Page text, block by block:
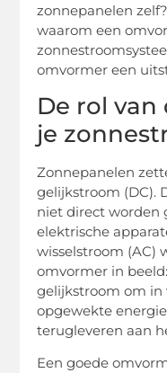
zonnepanelen
waarom een
omvormer een
De rol
je
Zonnepanelen
gelijkstroom (DC).
niet direct worden
elektrische
wisselstroom (AC)
omvormer in
gelijkstroom om in
opgewekte
terugleveren aan
Een goede